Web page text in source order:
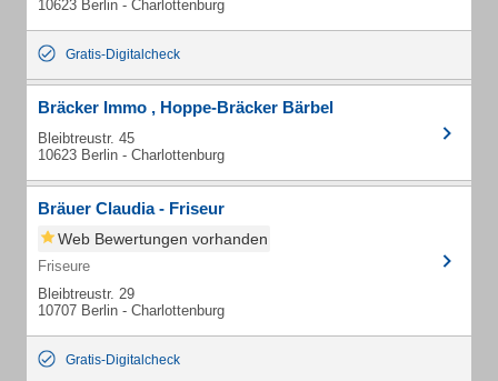
10623 Berlin - Charlottenburg
Gratis-Digitalcheck
Bräcker Immo , Hoppe-Bräcker Bärbel
Bleibtreustr. 45
10623 Berlin - Charlottenburg
Bräuer Claudia - Friseur
Web Bewertungen vorhanden
Friseure
Bleibtreustr. 29
10707 Berlin - Charlottenburg
Gratis-Digitalcheck